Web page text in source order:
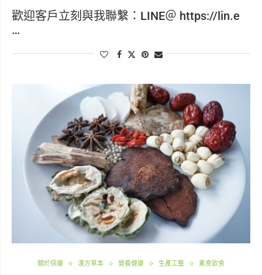
歡迎客戶立刻與我聯繫：LINE＠ https://lin.e
…
關於保康 漢方草本 營養健康 生產工藝 素食飲食